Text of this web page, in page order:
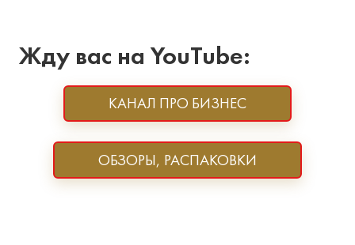
Жду вас на YouTube:
КАНАЛ ПРО БИЗНЕС
ОБЗОРЫ, РАСПАКОВКИ